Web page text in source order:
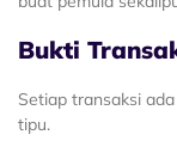
Bukti
Setiap transaksi
tipu.